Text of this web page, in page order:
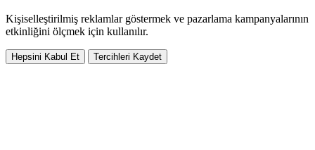
Kişiselleştirilmiş reklamlar göstermek ve pazarlama kampanyalarının
etkinliğini ölçmek için kullanılır.
Hepsini Kabul Et Tercihleri Kaydet